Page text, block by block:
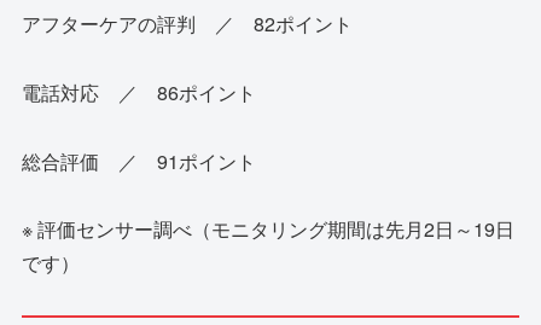
アフターケアの評判 ／ 82ポイント
電話対応 ／ 86ポイント
総合評価 ／ 91ポイント
※ 評価センサー調べ（モニタリング期間は先月2日～19日
です）